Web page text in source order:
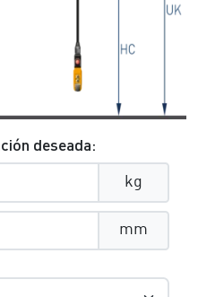
deseada:
kg
mm